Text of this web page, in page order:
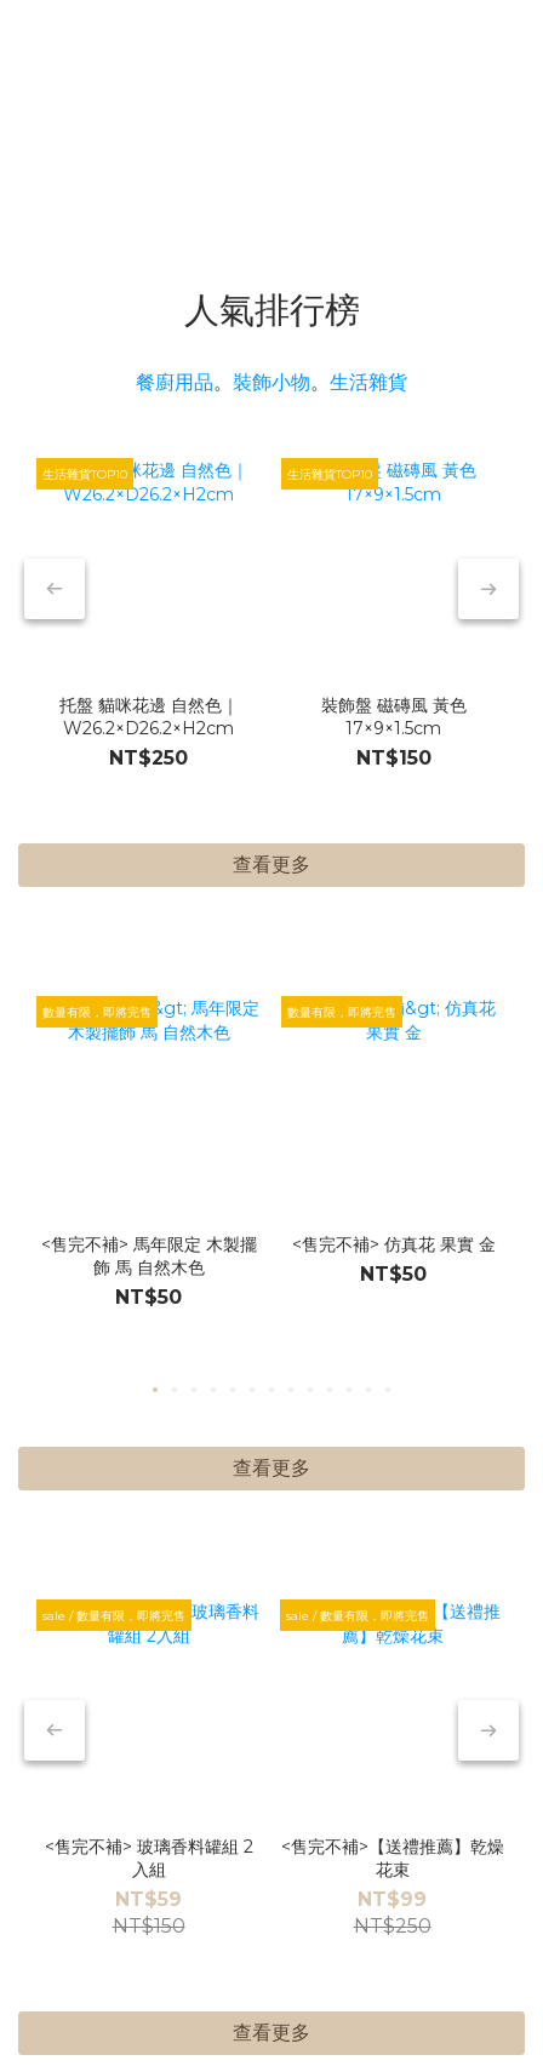
人氣排行榜
餐廚用品。 裝飾小物。 生活雜貨
生活雜貨TOP10
托盤 貓咪花邊 自然色｜
W26.2×D26.2×H2cm
NT$250
生活雜貨TOP10
裝飾盤 磁磚風 黃色
17×9×1.5cm
NT$150
查看更多
數量有限，即將完售
<售完不補> 馬年限定 木製擺
飾 馬 自然木色
NT$50
數量有限，即將完售
<售完不補> 仿真花 果實 金
NT$50
查看更多
sale / 數量有限，即將完售
<售完不補> 玻璃香料罐組 2
入組
NT$59
NT$150
sale / 數量有限，即將完售
<售完不補>【送禮推薦】乾燥
花束
NT$99
NT$250
查看更多